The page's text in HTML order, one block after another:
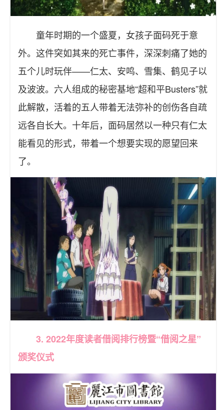
童年时期的一个盛夏，女孩子面码死于意
外。这件突如其来的死亡事件，深深刺痛了她的
五个儿时玩伴——仁太、安鸣、雪集、鹤见子以
及波波。六人组成的秘密基地“超和平Busters”就
此解散，活着的五人带着无法弥补的创伤各自疏
远各自长大。十年后，面码居然以一种只有仁太
能看见的形式，带着一个想要实现的愿望回来
了。
3. 2022年度读者借阅排行榜暨“借阅之星”
颁奖仪式